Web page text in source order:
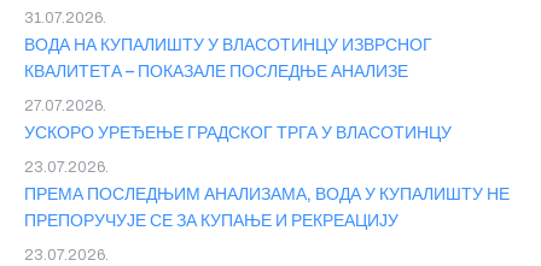
ВОДА НА КУПАЛИШТУ У ВЛАСОТИНЦУ ИЗВРСНОГ
КВАЛИТЕТА – ПОКАЗАЛЕ ПОСЛЕДЊЕ АНАЛИЗЕ
31.07.2026.
УСКОРО УРЕЂЕЊЕ ГРАДСКОГ ТРГА У ВЛАСОТИНЦУ
27.07.2026.
ПРЕМА ПОСЛЕДЊИМ АНАЛИЗАМА, ВОДА У КУПАЛИШТУ НЕ
ПРЕПОРУЧУЈЕ СЕ ЗА КУПАЊЕ И РЕКРЕАЦИЈУ
23.07.2026.
23.07.2026.